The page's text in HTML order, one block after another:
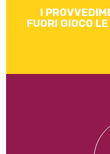
I
FUORI GIOCO
Premiare chi
con doppio valore: si